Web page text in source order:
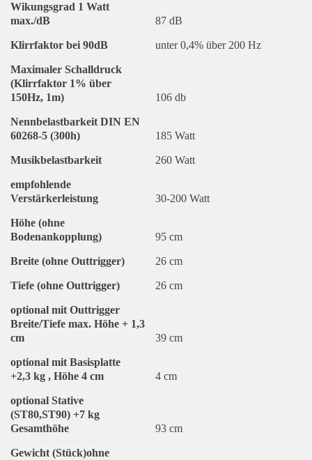
Wikungsgrad 1 Watt
max./dB
87 dB
Klirrfaktor bei 90dB unter 0,4% über 200 Hz
Maximaler Schalldruck
(Klirrfaktor 1% über
150Hz, 1m)
106 db
Nennbelastbarkeit DIN EN
60268-5 (300h)
185 Watt
Musikbelastbarkeit 260 Watt
empfohlende
Verstärkerleistung
30-200 Watt
Höhe (ohne
Bodenankopplung)
95 cm
Breite (ohne Outtrigger) 26 cm
Tiefe (ohne Outtrigger) 26 cm
optional mit Outtrigger
Breite/Tiefe max. Höhe + 1,3
cm
39 cm
optional mit Basisplatte
+2,3 kg , Höhe 4 cm
4 cm
optional Stative
(ST80,ST90) +7 kg
Gesamthöhe
93 cm
Gewicht (Stück)ohne